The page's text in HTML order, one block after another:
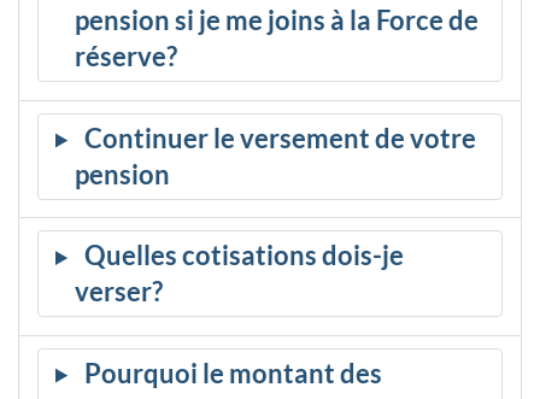
pension si je me joins à la Force de
réserve?
Continuer le versement de votre
pension
Quelles cotisations dois-je
verser?
Pourquoi le montant des